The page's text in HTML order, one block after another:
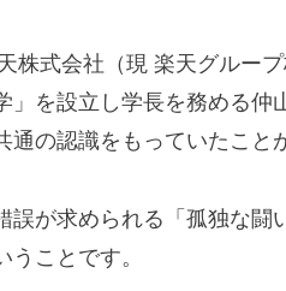
株式会社（現 楽天グルー
」を設立し学長を務める仲
の認識をもっていたこと
誤が求められる「孤独な闘
ことです。